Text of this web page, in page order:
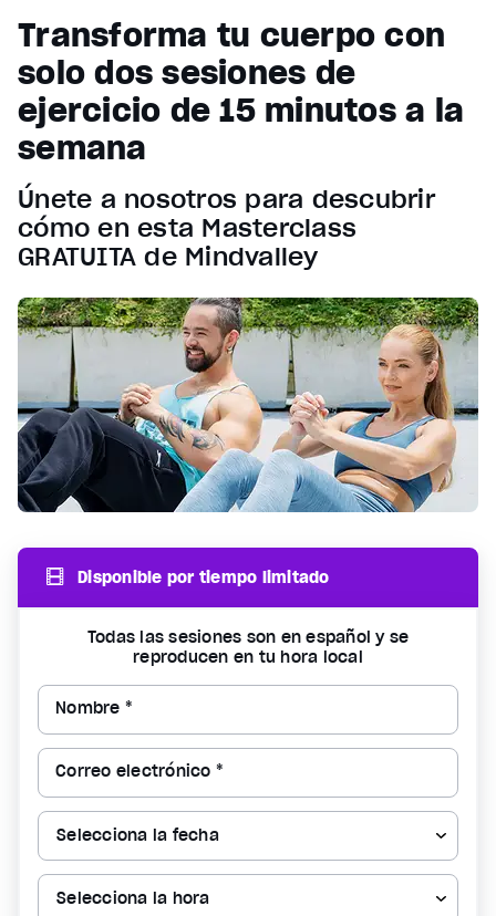
Transforma tu cuerpo con
solo dos sesiones de
ejercicio de 15 minutos a la
semana
Únete a nosotros para descubrir
cómo en esta Masterclass
GRATUITA de Mindvalley
Disponible por tiempo limitado
Todas las sesiones son en español y se
reproducen en tu hora local
Nombre *
Correo electrónico *